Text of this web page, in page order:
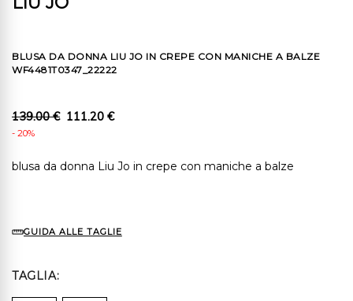
BLUSA DA DONNA LIU JO IN CREPE CON MANICHE A BALZE
WF4481T0347_22222
139.00 € 111.20 €
- 20%
blusa da donna Liu Jo in crepe con maniche a balze
GUIDA ALLE TAGLIE
TAGLIA